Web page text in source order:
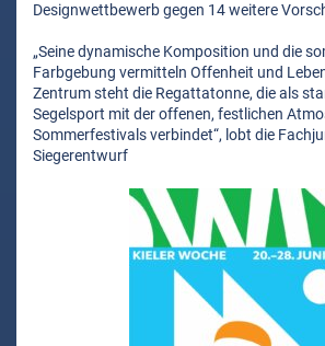
Designwettbewerb gegen 14 weitere
„Seine dynamische Komposition und die
Farbgebung vermitteln Offenheit und
Zentrum steht die Regattatonne, die als
Segelsport mit der offenen, festlichen
Sommerfestivals verbindet“, lobt die
Siegerentwurf